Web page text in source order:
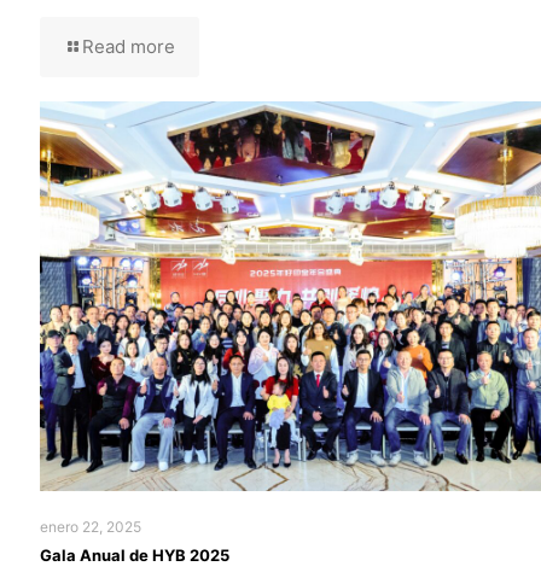
Read more
enero 22, 2025
Gala Anual de HYB 2025